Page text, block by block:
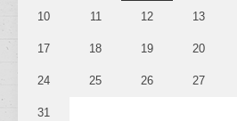
10 11 12 13
17 18 19 20
24 25 26 27
31